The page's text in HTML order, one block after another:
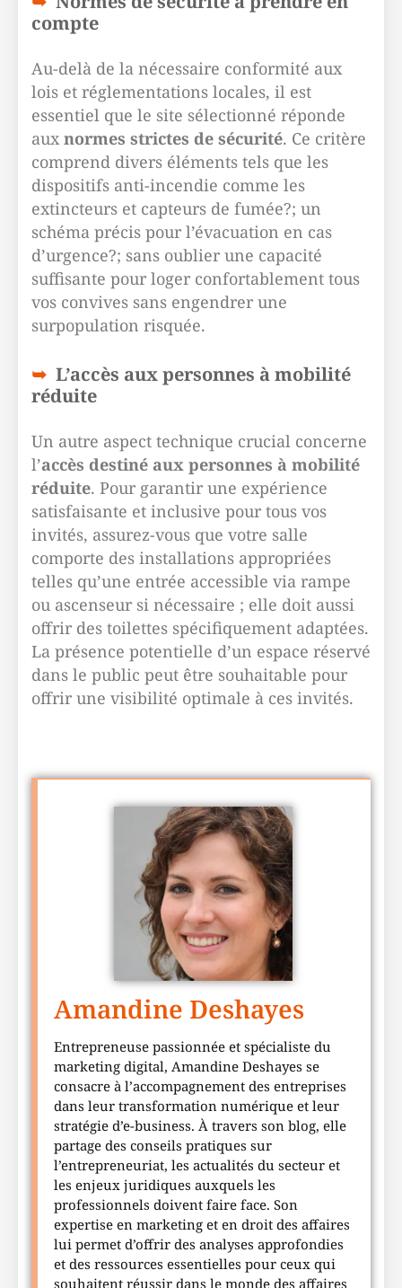
compte
Au-delà de la nécessaire conformité aux
lois et réglementations locales, il est
essentiel que le site sélectionné réponde
auxnormes strictes de sécurité. Ce critère
comprend divers éléments tels que les
dispositifs anti-incendie comme les
extincteurs et capteurs de fumée?; un
schéma précis pour l’évacuation en cas
d’urgence?; sans oublier une capacité
suffisante pour loger confortablement tous
vos convives sans engendrer une
surpopulation risquée.
L’accès aux personnes à mobilité
réduite
Un autre aspect technique crucial concerne
l’accès destiné aux personnes à mobilité
réduite. Pour garantir une expérience
satisfaisante et inclusive pour tous vos
invités, assurez-vous que votre salle
comporte des installations appropriées
telles qu’une entrée accessible via rampe
ou ascenseur si nécessaire ; elle doit aussi
offrir des toilettes spécifiquement adaptées.
La présence potentielle d’un espace réservé
dans le public peut être souhaitable pour
offrir une visibilité optimale à ces invités.
Amandine Deshayes
Entrepreneuse passionnée et spécialiste du
marketing digital, Amandine Deshayes se
consacre à l’accompagnement des entreprises
dans leur transformation numérique et leur
stratégie d’e-business. À travers son blog, elle
partage des conseils pratiques sur
l’entrepreneuriat, les actualités du secteur et
les enjeux juridiques auxquels les
professionnels doivent faire face. Son
expertise en marketing et en droit des affaires
lui permet d’offrir des analyses approfondies
et des ressources essentielles pour ceux qui
souhaitent réussir dans le monde des affaires